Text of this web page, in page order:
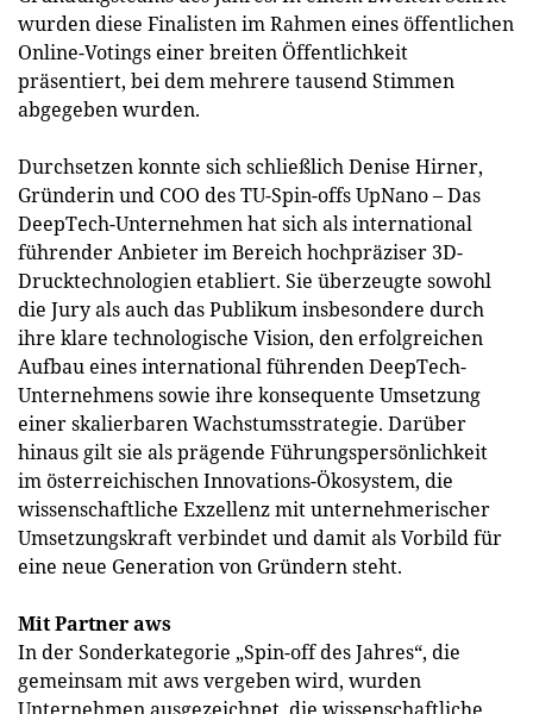
wurden diese Finalisten im Rahmen eines öffentlichen
Online-Votings einer breiten Öffentlichkeit
präsentiert, bei dem mehrere tausend Stimmen
abgegeben wurden.
Durchsetzen konnte sich schließlich Denise Hirner,
Gründerin und COO des TU-Spin-offs UpNano – Das
DeepTech-Unternehmen hat sich als international
führender Anbieter im Bereich hochpräziser 3D-
Drucktechnologien etabliert. Sie überzeugte sowohl
die Jury als auch das Publikum insbesondere durch
ihre klare technologische Vision, den erfolgreichen
Aufbau eines international führenden DeepTech-
Unternehmens sowie ihre konsequente Umsetzung
einer skalierbaren Wachstumsstrategie. Darüber
hinaus gilt sie als prägende Führungspersönlichkeit
im österreichischen Innovations-Ökosystem, die
wissenschaftliche Exzellenz mit unternehmerischer
Umsetzungskraft verbindet und damit als Vorbild für
eine neue Generation von Gründern steht.
Mit Partner aws
In der Sonderkategorie „Spin-off des Jahres“, die
gemeinsam mit aws vergeben wird, wurden